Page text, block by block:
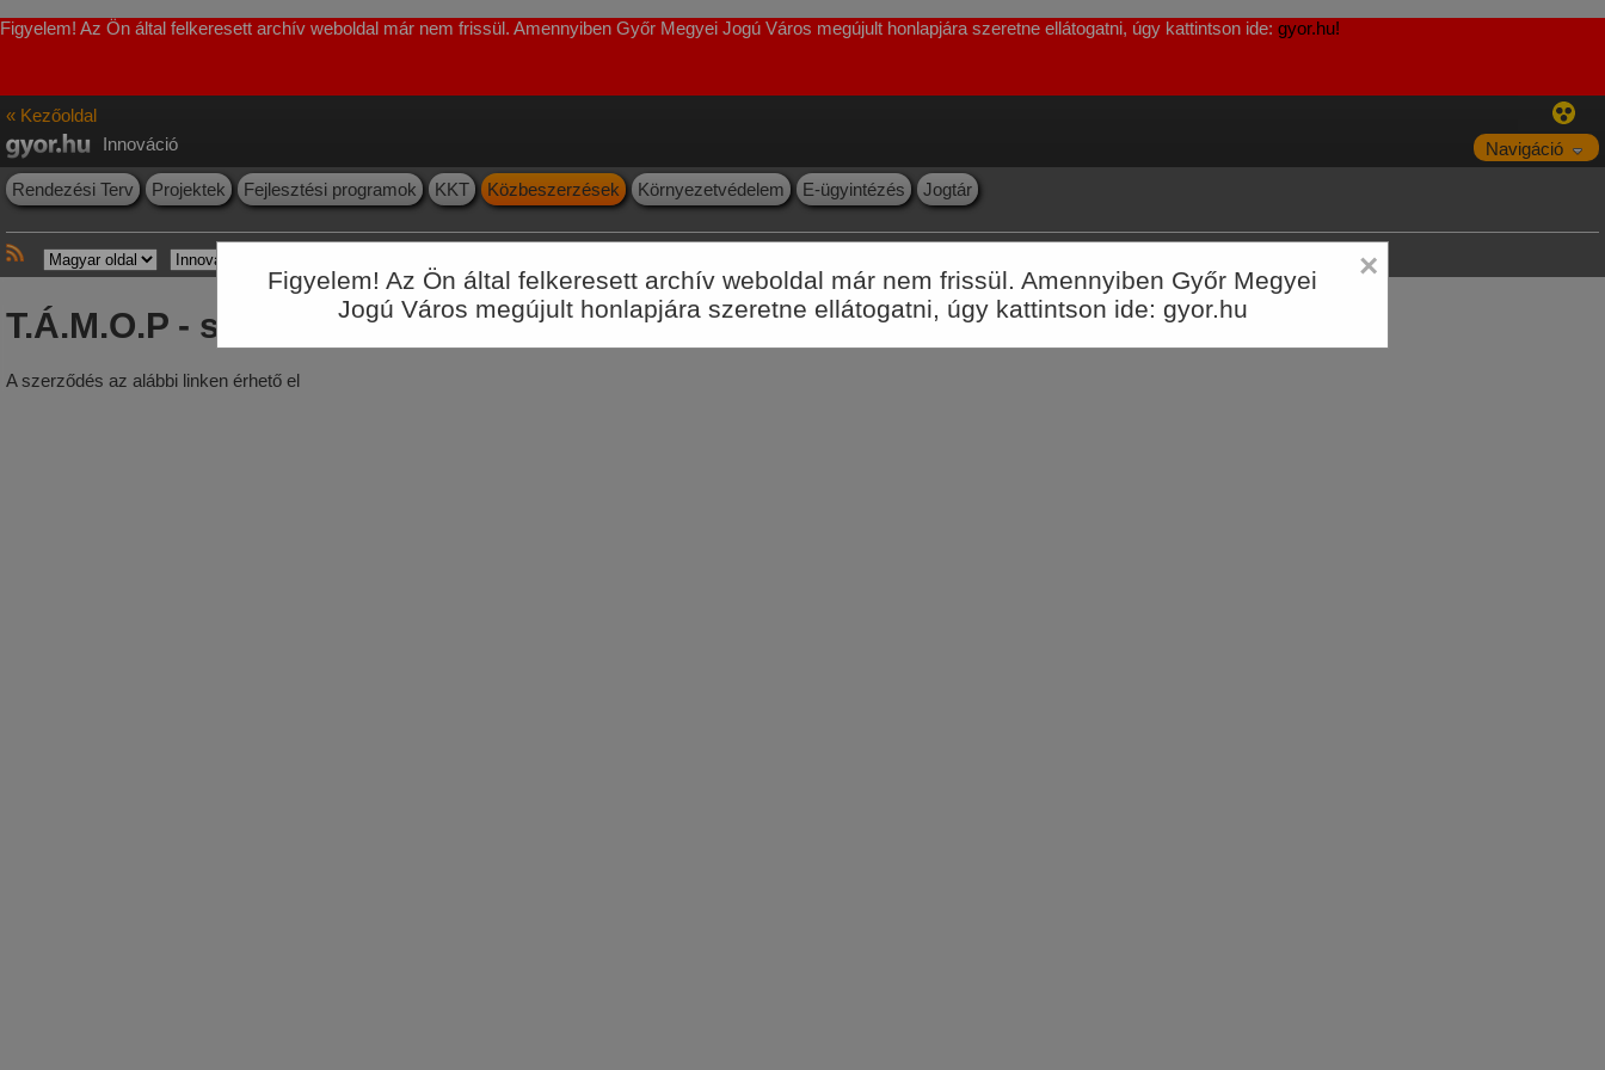
×
Figyelem! Az Ön által felkeresett archív weboldal már nem frissül. Amennyiben Győr Megyei
Jogú Város megújult honlapjára szeretne ellátogatni, úgy kattintson ide: gyor.hu
Figyelem! Az Ön által felkeresett archív weboldal már nem frissül. Amennyiben Győr Megyei Jogú Város megújult honlapjára szeretne ellátogatni, úgy kattintson ide: gyor.hu!
« Kezőoldal
Innováció
Navigáció
Rendezési Terv
Projektek Fejlesztési programok KKT Közbeszerzések Környezetvédelem E-ügyintézés Jogtár
T.Á.M.O.P - szerződések 2015. Tudásmenedzsment
A szerződés az alábbi linken érhető el